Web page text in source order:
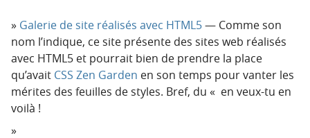
Galerie de site réalisés avec HTML5— Comme son
nom l’indique, ce site présente des sites web réalisés
avec HTML5 et pourrait bien de prendre la place
qu’avait CSS Zen Garden en son temps pour vanter les
mérites des feuilles de styles. Bref, du « en veux-tu en
voilà !